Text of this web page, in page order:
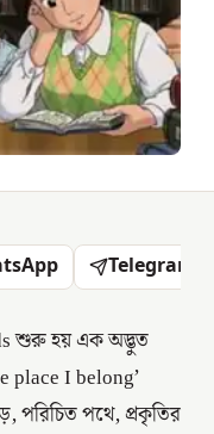
Telegram
শুরু হয় এক অদ্ভুত
place I belong’
পরিচিত পথে, প্রকৃতির